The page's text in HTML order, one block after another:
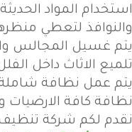
استخدام المواد
والنوافذ لتعطي
يتم غسيل المجالس
تلميع الاثاث داخل
يتم عمل نظافة
نظافة كافة الارضيات
نقدم لكم شركة تنظيف